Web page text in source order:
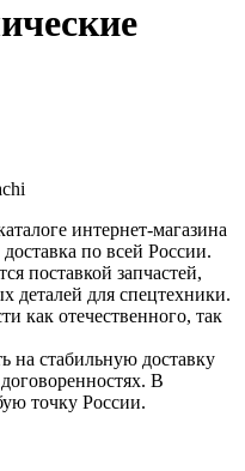
интернет-магазина
по всей России.
поставкой запчастей,
деталей для спецтехники.
как отечественного, так
на стабильную доставку
В
точку России.